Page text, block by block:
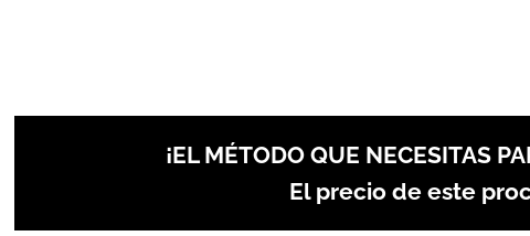
¡EL MÉTODO QUE NECESITAS
El precio de este